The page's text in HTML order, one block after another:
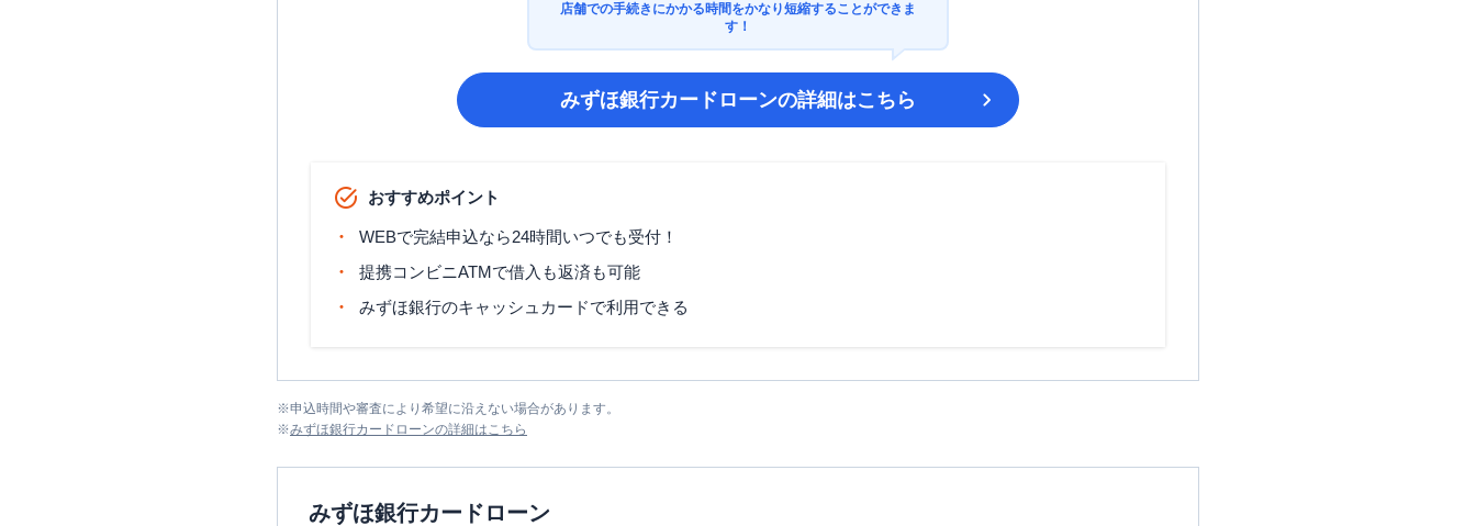
店舗での手続きにかかる時間をかなり短縮することができま
す！
みずほ銀行カードローンの詳細はこちら
おすすめポイント
WEBで完結申込なら24時間いつでも受付！
提携コンビニATMで借入も返済も可能
みずほ銀行のキャッシュカードで利用できる
※申込時間や審査により希望に沿えない場合があります。
※みずほ銀行カードローンの詳細はこちら
みずほ銀行カードローン